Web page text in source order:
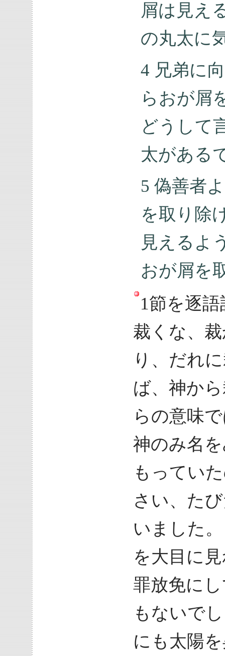
屑は見え
の丸太に
4 兄弟に
らおが屑
どうして
太がある
5 偽善者
を取り除
見えるよ
おが屑を
1節を逐
裁くな、
り、だれ
ば、神か
らの意味
神のみ名
もってい
さい、た
いました
を大目に
罪放免に
もないで
にも太陽